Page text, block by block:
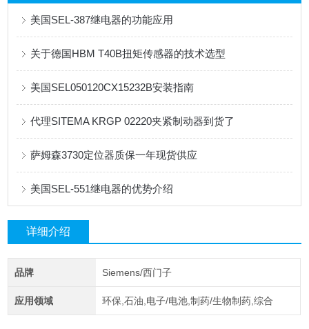
美国SEL-387继电器的功能应用
关于德国HBM T40B扭矩传感器的技术选型
美国SEL050120CX15232B安装指南
代理SITEMA KRGP 02220夹紧制动器到货了
萨姆森3730定位器质保一年现货供应
美国SEL-551继电器的优势介绍
详细介绍
品牌 Siemens/西门子
应用领域 环保,石油,电子/电池,制药/生物制药,综合